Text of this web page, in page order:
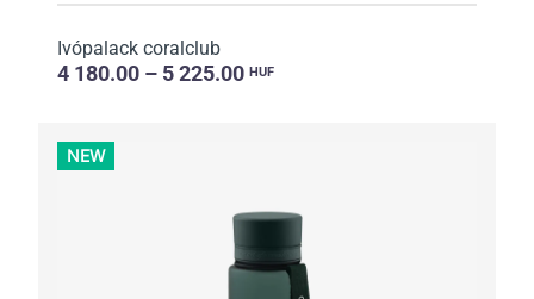
Ivópalack coralclub
4 180.00 – 5 225.00 HUF
NEW